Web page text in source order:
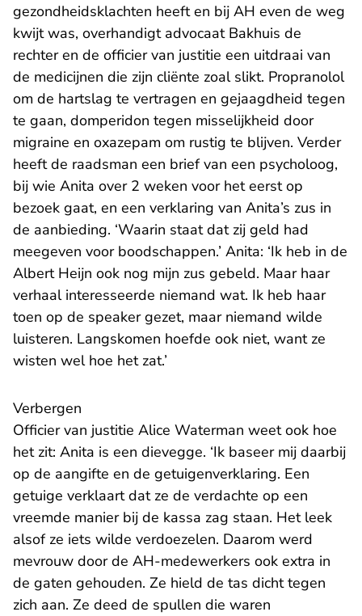
gezondheidsklachten heeft en bij AH even de weg
kwijt was, overhandigt advocaat Bakhuis de
rechter en de officier van justitie een uitdraai van
de medicijnen die zijn cliënte zoal slikt. Propranolol
om de hartslag te vertragen en gejaagdheid tegen
te gaan, domperidon tegen misselijkheid door
migraine en oxazepam om rustig te blijven. Verder
heeft de raadsman een brief van een psycholoog,
bij wie Anita over 2 weken voor het eerst op
bezoek gaat, en een verklaring van Anita’s zus in
de aanbieding. ‘Waarin staat dat zij geld had
meegeven voor boodschappen.’ Anita: ‘Ik heb in de
Albert Heijn ook nog mijn zus gebeld. Maar haar
verhaal interesseerde niemand wat. Ik heb haar
toen op de speaker gezet, maar niemand wilde
luisteren. Langskomen hoefde ook niet, want ze
wisten wel hoe het zat.’
Verbergen
Officier van justitie Alice Waterman weet ook hoe
het zit: Anita is een dievegge. ‘Ik baseer mij daarbij
op de aangifte en de getuigenverklaring. Een
getuige verklaart dat ze de verdachte op een
vreemde manier bij de kassa zag staan. Het leek
alsof ze iets wilde verdoezelen. Daarom werd
mevrouw door de AH-medewerkers ook extra in
de gaten gehouden. Ze hield de tas dicht tegen
zich aan. Ze deed de spullen die waren